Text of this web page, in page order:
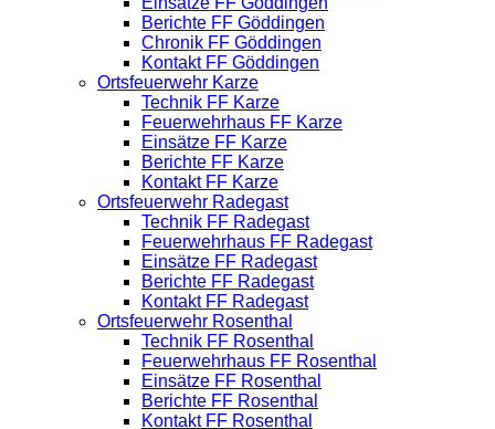
Berichte FF Göddingen
Chronik FF Göddingen
Kontakt FF Göddingen
Ortsfeuerwehr Karze
Technik FF Karze
Feuerwehrhaus FF Karze
Einsätze FF Karze
Berichte FF Karze
Kontakt FF Karze
Ortsfeuerwehr Radegast
Technik FF Radegast
Feuerwehrhaus FF Radegast
Einsätze FF Radegast
Berichte FF Radegast
Kontakt FF Radegast
Ortsfeuerwehr Rosenthal
Technik FF Rosenthal
Feuerwehrhaus FF Rosenthal
Einsätze FF Rosenthal
Berichte FF Rosenthal
Kontakt FF Rosenthal